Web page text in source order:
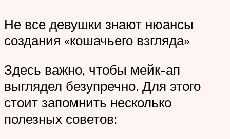
Не все девушки знают нюансы
создания «кошачьего взгляда»
Здесь важно, чтобы мейк-ап
выглядел безупречно. Для этого
стоит запомнить несколько
полезных советов: